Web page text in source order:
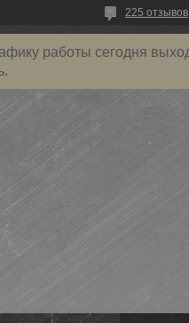
225 отзывов
работы сегодня